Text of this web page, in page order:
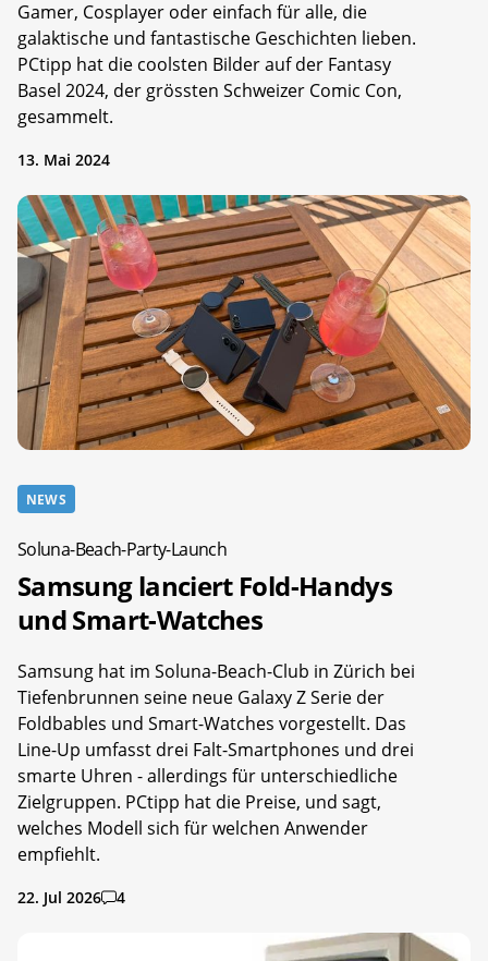
Gamer, Cosplayer oder einfach für alle, die
galaktische und fantastische Geschichten lieben.
PCtipp hat die coolsten Bilder auf der Fantasy
Basel 2024, der grössten Schweizer Comic Con,
gesammelt.
13. Mai 2024
NEWS
Soluna-Beach-Party-Launch
Samsung lanciert Fold-Handys
und Smart-Watches
Samsung hat im Soluna-Beach-Club in Zürich bei
Tiefenbrunnen seine neue Galaxy Z Serie der
Foldbables und Smart-Watches vorgestellt. Das
Line-Up umfasst drei Falt-Smartphones und drei
smarte Uhren - allerdings für unterschiedliche
Zielgruppen. PCtipp hat die Preise, und sagt,
welches Modell sich für welchen Anwender
empfiehlt.
22. Jul 2026 4